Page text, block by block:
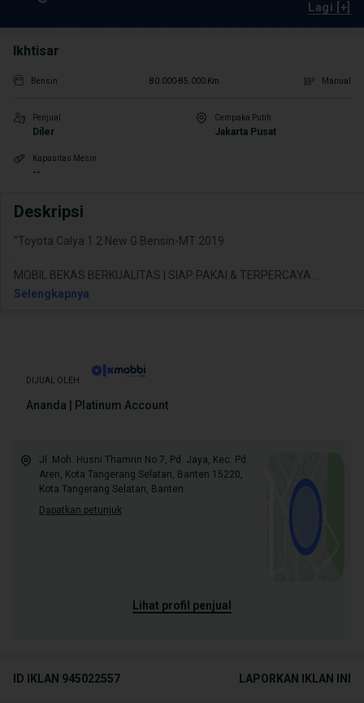
Lagi [+]
Ikhtisar
Bensin 80.000-85.000 Km Manual
Penjual
Diler
Cempaka Putih
Jakarta Pusat
Kapasitas Mesin
--
Deskripsi
"Toyota Calya 1.2 New G Bensin-MT 2019
MOBIL BEKAS BERKUALITAS | SIAP PAKAI & TERPERCAYA
Selengkapnya
DIJUAL OLEH
Ananda | Platinum Account
Jl. Moh. Husni Thamrin No.7, Pd. Jaya, Kec. Pd.
Aren, Kota Tangerang Selatan, Banten 15220,
Kota Tangerang Selatan, Banten
Dapatkan petunjuk
lihat profil penjual
ID IKLAN 945022557 LAPORKAN IKLAN INI